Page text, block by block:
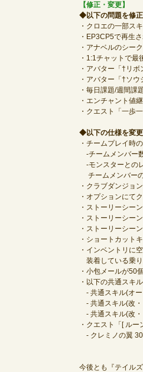
【修正・変更】
◆以下の問題を修
・クロエの一部ス
・EP3CP5で再生
・アナベルのシー
・1:1チャットで
・アバター「†リ
・アバター「†ソ
・毎日課題/週間課
・エンチャント値
・クエスト「一歩
◆以下の仕様を変
・チームプレイ時
-チームメンバー
-モンスターとの
チームメンバー
・クラブダンジョ
・オプションにて
・ストーリーシー
・ストーリーシー
・ストーリーシー
・ショートカット
・インベントリに
装着している乗
・小包メールが50
・以下の共通スキ
- 共通スキル(オ
- 共通スキル(改
- 共通スキル(改
・クエスト「[ ル
- クレミノの翼
今後とも『テイル